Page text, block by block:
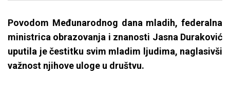
Povodom Međunarodnog dana mladih, federalna
ministrica obrazovanja i znanosti Jasna Duraković
uputila je čestitku svim mladim ljudima, naglasivši
važnost njihove uloge u društvu.